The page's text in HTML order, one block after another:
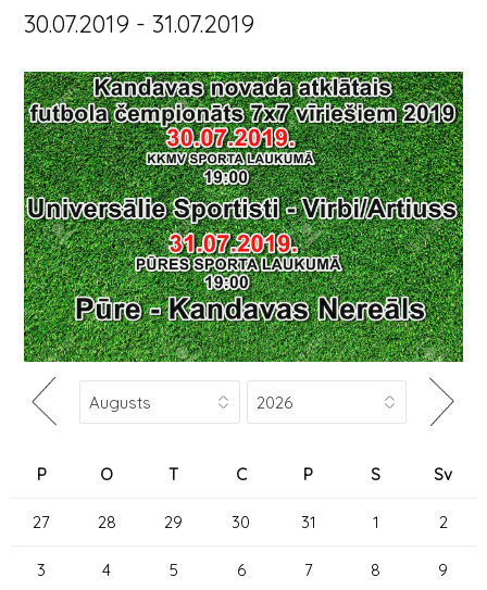
30.07.2019 - 31.07.2019
P O T C P S Sv
27 28 29 30 31 1 2
3 4 5 6 7 8 9